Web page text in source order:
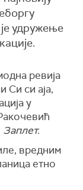
удружење
ревија
Си си аја,
у
Заплет.
вредним
етно